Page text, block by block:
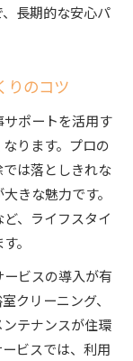
長期的な安心パ
りのコツ
ポートを活用す
ります。プロの
は落としきれな
きな魅力です。
、ライフスタイ
。
ビスの導入が有
クリーニング、
テナンスが住環
ビスでは、利用